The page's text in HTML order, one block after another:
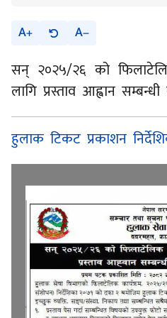
A A
सन् २०२५/२६ को
लागि प्रस्ताव आह्वान
हुलाक टिकट प्रकाशन